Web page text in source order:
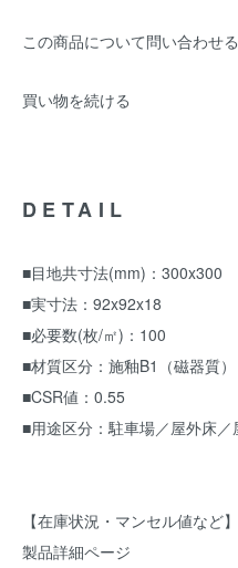
この商品について問い合わせる
買い物を続ける
DETAIL
■目地共寸法(mm)：300x300
■実寸法：92x92x18
■必要数(枚/㎡)：100
■材質区分：施釉B1（磁器質）
■CSR値：0.55
■用途区分：駐車場／屋外床／
【在庫状況・マンセル値など】
製品詳細ページ